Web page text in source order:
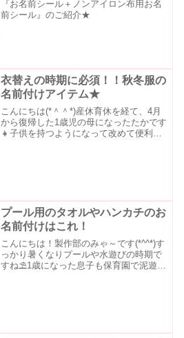
『お名前シール＋ノンアイロン布用お名
前シール』のご紹介★
衣替えの時期に必須！！秋冬服の
名前付けアイテム★
こんにちは(*＾＾*)産休育休を経て、4月
から復帰した1歳児の母になったたかです
👧子供を持つようになって改めて便利さ
プール用のタオルやハンカチのお
名前付けはこれ！
こんにちは！製作部のみゃ～です(*^^*)す
っかり暑くなりプールや水遊びの時期で
すね⛱️1歳になった息子も保育園で泥遊び